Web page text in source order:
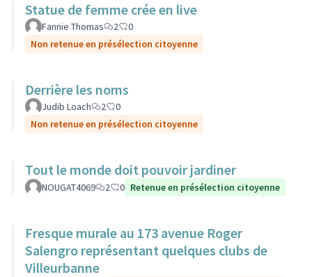
Statue de femme crée en live
Fannie Thomas 2
0
Non retenue en présélection citoyenne
Derrière les noms
Judib Loach 2
0
Non retenue en présélection citoyenne
Tout le monde doit pouvoir jardiner
NOUGAT4069 2 0 Retenue en présélection citoyenne
Fresque murale au 173 avenue Roger
Salengro représentant quelques clubs de
Villeurbanne